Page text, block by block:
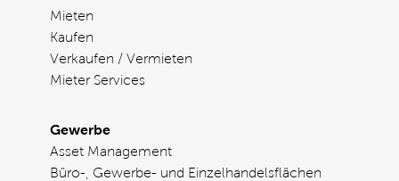
Mieten
Kaufen
Verkaufen / Vermieten
Mieter Services
Gewerbe
Asset Management
Büro-, Gewerbe- und Einzelhandelsflächen